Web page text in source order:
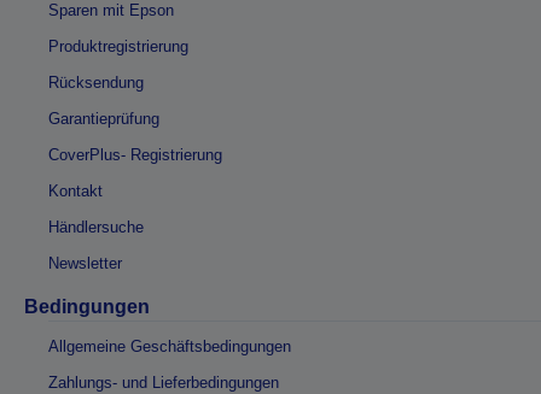
Sparen mit Epson
Produktregistrierung
Rücksendung
Garantieprüfung
CoverPlus- Registrierung
Kontakt
Händlersuche
Newsletter
Bedingungen
Allgemeine Geschäftsbedingungen
Zahlungs- und Lieferbedingungen